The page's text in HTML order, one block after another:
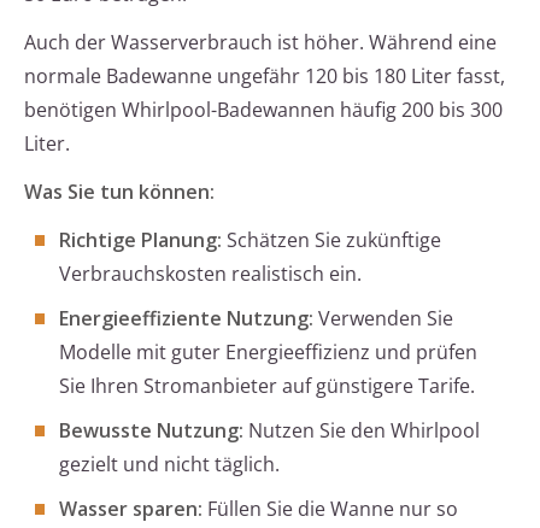
Auch der Wasserverbrauch ist höher. Während eine
normale Badewanne ungefähr 120 bis 180 Liter fasst,
benötigen Whirlpool-Badewannen häufig 200 bis 300
Liter.
Was Sie tun können:
Richtige Planung: Schätzen Sie zukünftige
Verbrauchskosten realistisch ein.
Energieeffiziente Nutzung: Verwenden Sie
Modelle mit guter Energieeffizienz und prüfen
Sie Ihren Stromanbieter auf günstigere Tarife.
Bewusste Nutzung: Nutzen Sie den Whirlpool
gezielt und nicht täglich.
Wasser sparen: Füllen Sie die Wanne nur so